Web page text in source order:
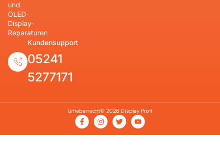
und
OLED-
Display-
Reparaturen
Kundensupport
05241
5277171
Urheberrecht© 2026 Display Profi